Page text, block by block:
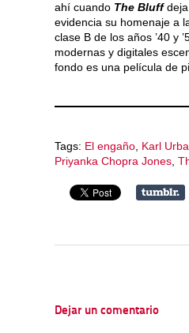
ahí cuando The Bluffdeja
evidencia su homenaje a
clase B de los años ’40 y
modernas y digitales
fondo es una película de
Tags: El engaño, Karl
Priyanka Chopra Jones,
Dejar un comentario